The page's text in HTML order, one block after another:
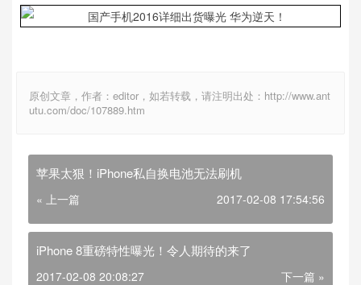
原创文章，作者：editor，如若转载，请注明出处：http://www.ant
utu.com/doc/107889.htm
苹果太狠！iPhone私自换电池无法刷机
« 上一篇 2017-02-08 17:54:56
iPhone 8重磅特性曝光！令人期待的来了
2017-02-08 20:08:27 下一篇 »